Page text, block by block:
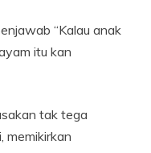
“Kalau anak
itu kan
tak tega
memikirkan